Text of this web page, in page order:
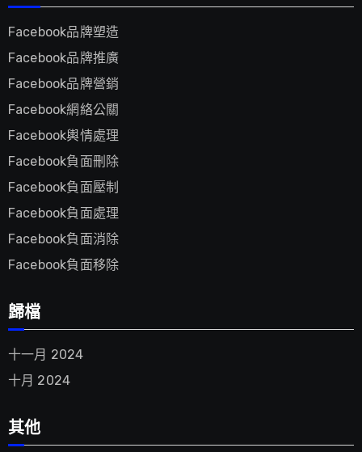
Facebook品牌塑造
Facebook品牌推廣
Facebook品牌營銷
Facebook網絡公關
Facebook輿情處理
Facebook負面刪除
Facebook負面壓制
Facebook負面處理
Facebook負面消除
Facebook負面移除
歸檔
十一月 2024
十月 2024
其他